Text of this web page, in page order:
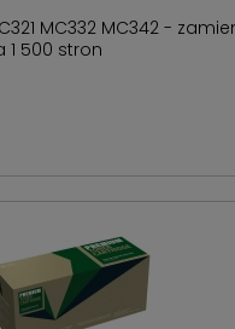
MC332 MC342 -
1 500 stron